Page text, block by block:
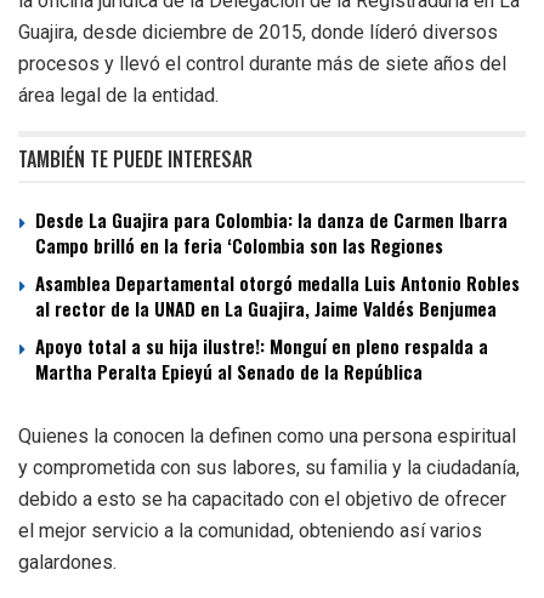
Guajira, desde diciembre de 2015, donde líderó diversos
procesos y llevó el control durante más de siete años del
área legal de la entidad.
TAMBIÉN TE PUEDE INTERESAR
Desde La Guajira para Colombia: la danza de Carmen Ibarra
Campo brilló en la feria ‘Colombia son las Regiones
Asamblea Departamental otorgó medalla Luis Antonio Robles
al rector de la UNAD en La Guajira, Jaime Valdés Benjumea
Apoyo total a su hija ilustre!: Monguí en pleno respalda a
Martha Peralta Epieyú al Senado de la República
Quienes la conocen la definen como una persona espiritual
y comprometida con sus labores, su familia y la ciudadanía,
debido a esto se ha capacitado con el objetivo de ofrecer
el mejor servicio a la comunidad, obteniendo así varios
galardones.